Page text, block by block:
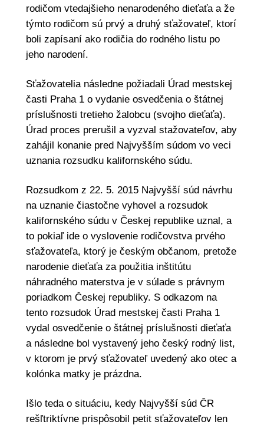
rodičom vtedajšieho nenarodeného dieťaťa a že
týmto rodičom sú prvý a druhý sťažovateľ, ktorí
boli zapísaní ako rodičia do rodného listu po
jeho narodení.
Sťažovatelia následne požiadali Úrad mestskej
časti Praha 1 o vydanie osvedčenia o štátnej
príslušnosti tretieho žalobcu (svojho dieťaťa).
Úrad proces prerušil a vyzval stažovateľov, aby
zahájil konanie pred Najvyšším súdom vo veci
uznania rozsudku kalifornského súdu.
Rozsudkom z 22. 5. 2015 Najvyšší súd návrhu
na uznanie čiastočne vyhovel a rozsudok
kalifornského súdu v Českej republike uznal, a
to pokiaľ ide o vyslovenie rodičovstva prvého
sťažovateľa, ktorý je českým občanom, pretože
narodenie dieťaťa za použitia inštitútu
náhradného materstva je v súlade s právnym
poriadkom Českej republiky. S odkazom na
tento rozsudok Úrad mestskej časti Praha 1
vydal osvedčenie o štátnej príslušnosti dieťaťa
a následne bol vystavený jeho český rodný list,
v ktorom je prvý sťažovateľ uvedený ako otec a
kolónka matky je prázdna.
Išlo teda o situáciu, kedy Najvyšší súd ČR
rešľtriktívne prispôsobil petit sťažovateľov len